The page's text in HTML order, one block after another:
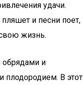
удачи.
и песни поет,
жизнь.
обрядами и
плодородием. В этот